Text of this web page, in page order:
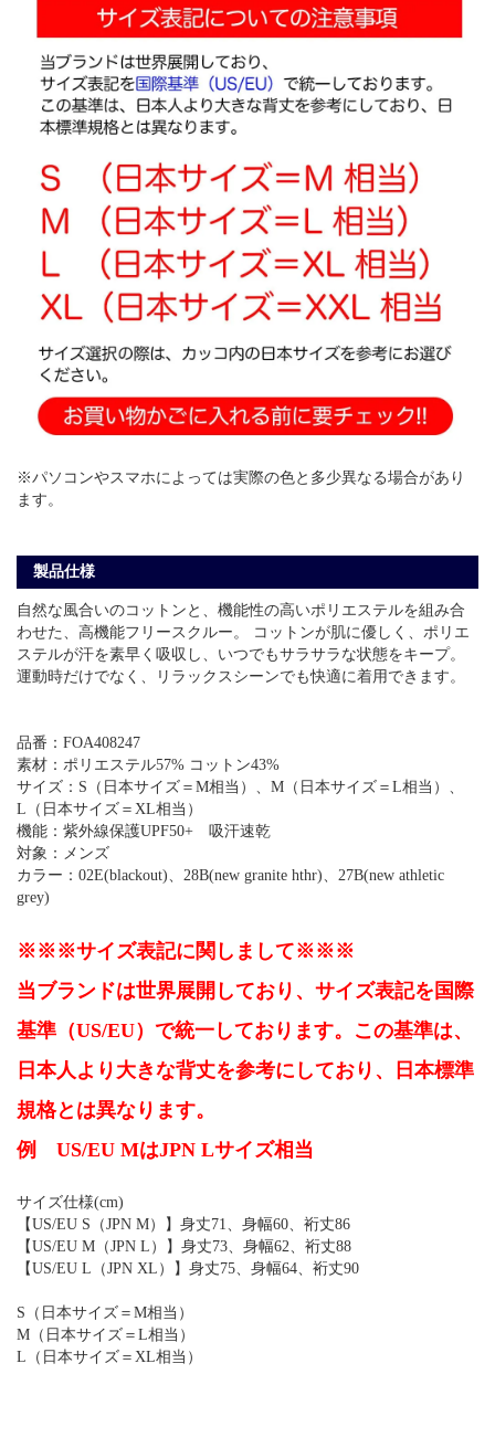
※パソコンやスマホによっては実際の色と多少異なる場合があり
ます。
製品仕様
自然な風合いのコットンと、機能性の高いポリエステルを組み合
わせた、高機能フリースクルー。 コットンが肌に優しく、ポリエ
ステルが汗を素早く吸収し、いつでもサラサラな状態をキープ。
運動時だけでなく、リラックスシーンでも快適に着用できます。
品番：FOA408247
素材：ポリエステル57% コットン43%
サイズ：S（日本サイズ＝M相当）、M（日本サイズ＝L相当）、
L（日本サイズ＝XL相当）
機能：紫外線保護UPF50+ 吸汗速乾
対象：メンズ
カラー：02E(blackout)、28B(new granite hthr)、27B(new athletic
grey)
※※※サイズ表記に関しまして※※※
当ブランドは世界展開しており、サイズ表記を国際
基準（US/EU）で統一しております。この基準は、
日本人より大きな背丈を参考にしており、日本標準
規格とは異なります。
例 US/EU MはJPN Lサイズ相当
サイズ仕様(cm)
【US/EU S（JPN M）】身丈71、身幅60、裄丈86
【US/EU M（JPN L）】身丈73、身幅62、裄丈88
【US/EU L（JPN XL）】身丈75、身幅64、裄丈90
S（日本サイズ＝M相当）
M（日本サイズ＝L相当）
L（日本サイズ＝XL相当）